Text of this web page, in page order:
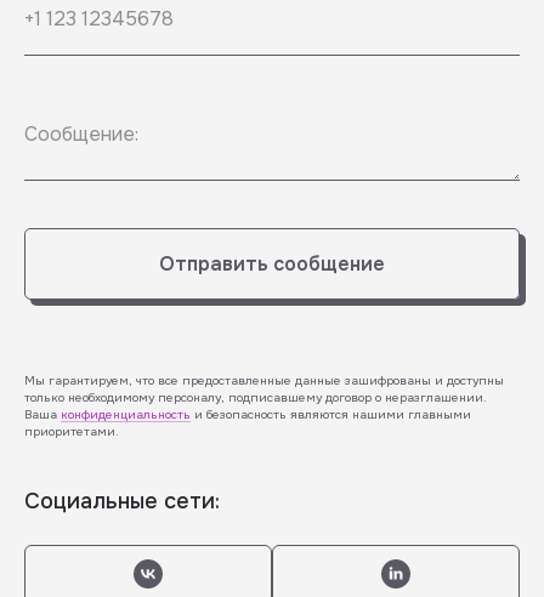
+1 123 12345678
Сообщение:
Отправить сообщение
Мы гарантируем, что все предоставленные данные зашифрованы и доступны
только необходимому персоналу, подписавшему договор о неразглашении.
Ваша конфиденциальность и безопасность являются нашими главными
приоритетами.
Социальные сети: